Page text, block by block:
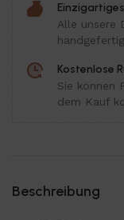
Alle unsere
Kostenlose
Sie können
dem Kauf
Beschreibung